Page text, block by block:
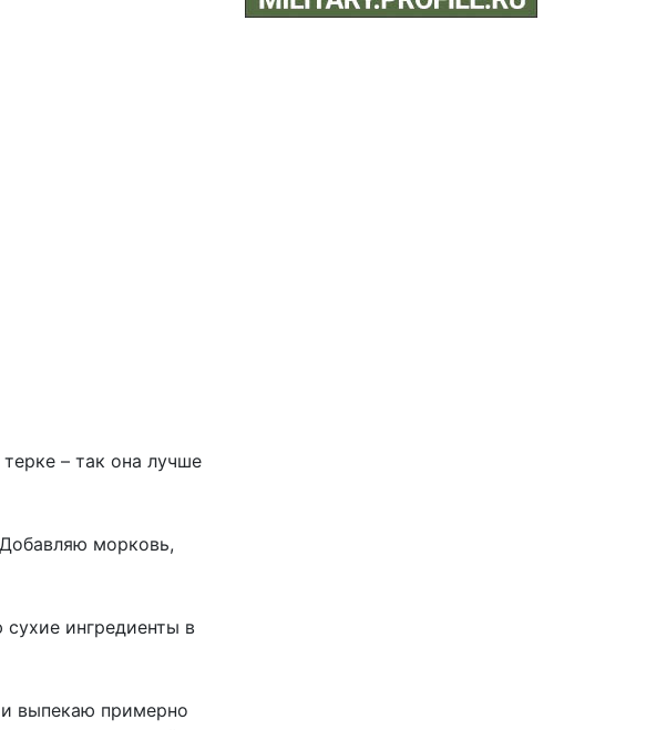
– так она лучше
морковь,
ингредиенты в
выпекаю примерно